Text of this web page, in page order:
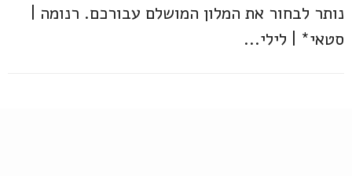
נותר לבחור את המלון המושלם עבורכם. רנומה |
סטאי* | לילי...